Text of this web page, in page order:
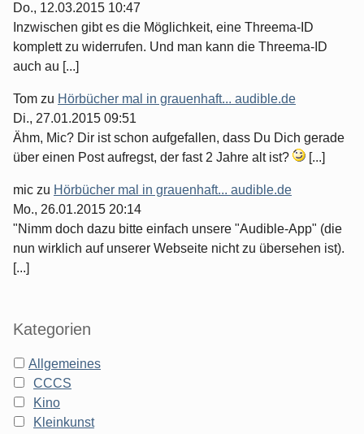
Do., 12.03.2015 10:47
Inzwischen gibt es die Möglichkeit, eine Threema-ID
komplett zu widerrufen. Und man kann die Threema-ID
auch au [...]
Tom zu Hörbücher mal in grauenhaft... audible.de
Di., 27.01.2015 09:51
Ähm, Mic? Dir ist schon aufgefallen, dass Du Dich gerade
über einen Post aufregst, der fast 2 Jahre alt ist?
[...]
mic zu Hörbücher mal in grauenhaft... audible.de
Mo., 26.01.2015 20:14
"Nimm doch dazu bitte einfach unsere "Audible-App" (die
nun wirklich auf unserer Webseite nicht zu übersehen ist).
[...]
Kategorien
Allgemeines
CCCS
Kino
Kleinkunst